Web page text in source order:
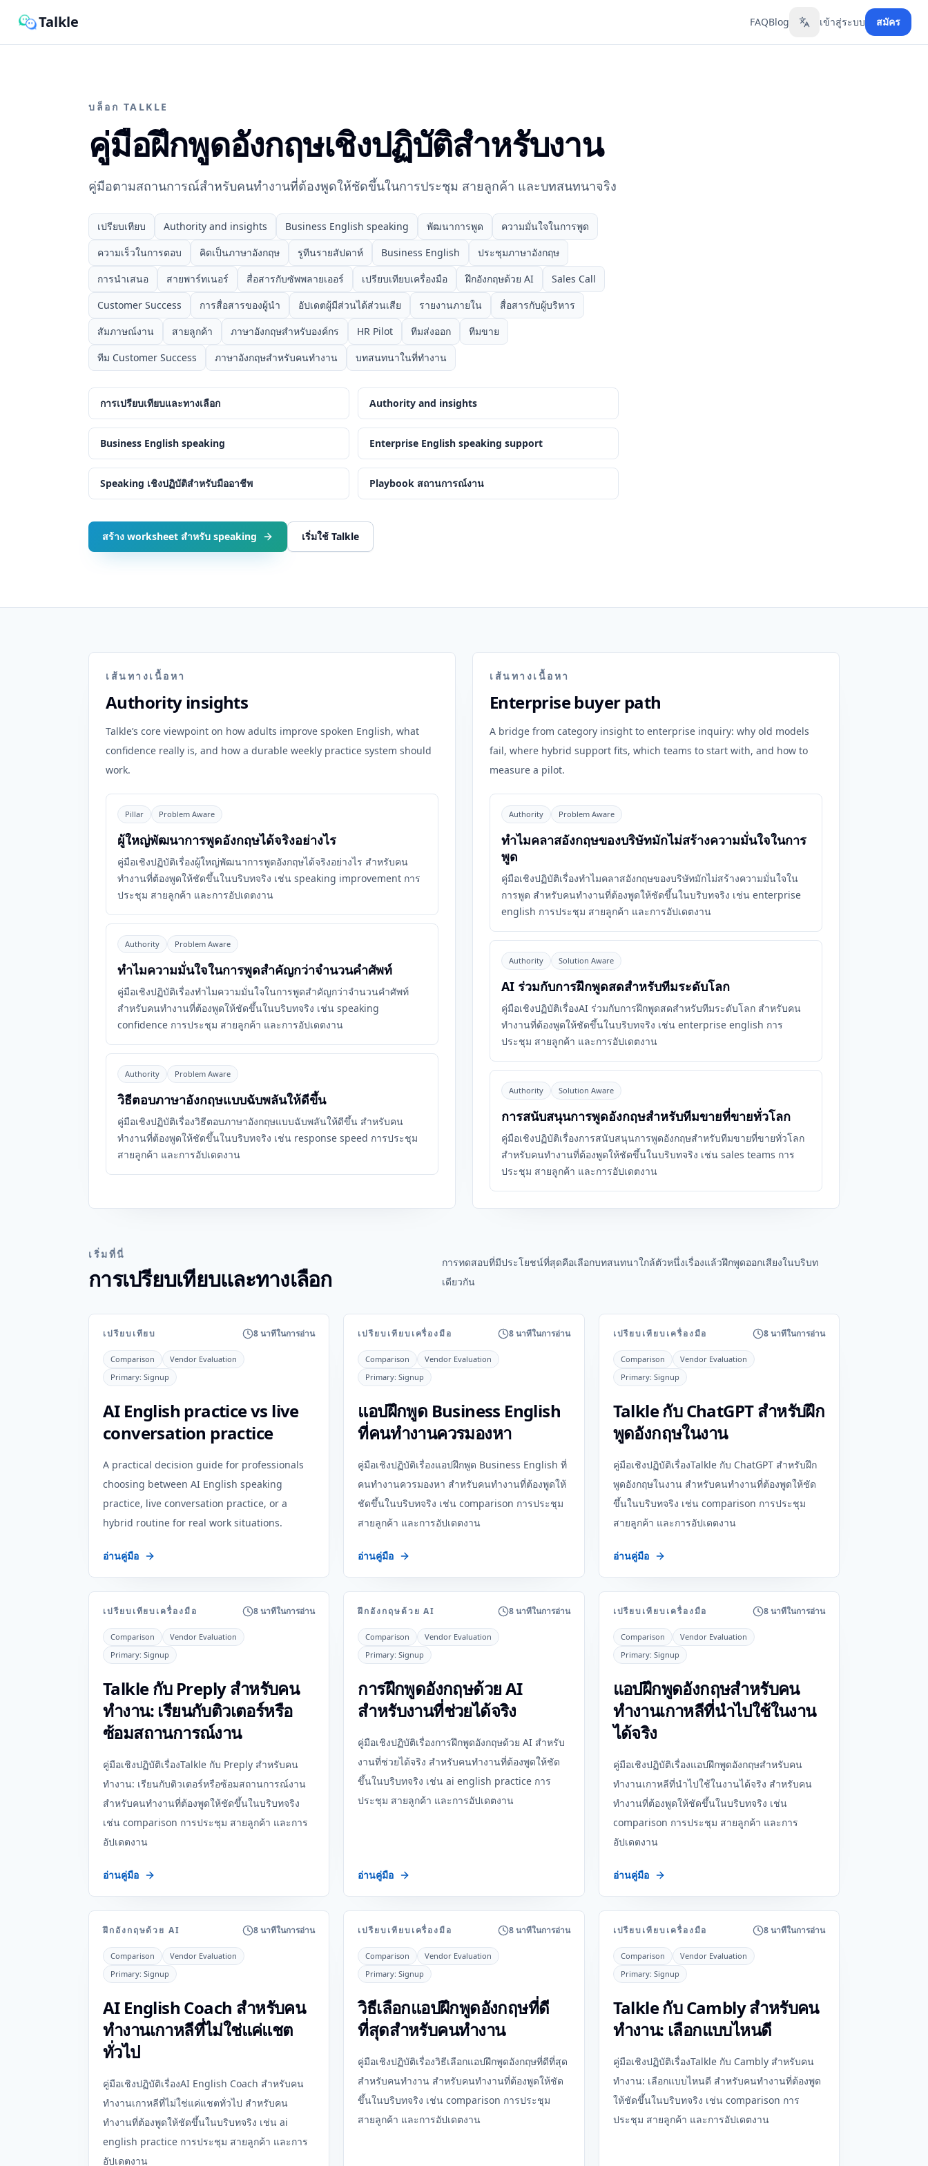
Talkle FAQBlog Toggle language
เข้าสู่ระบบ สมัคร
บล็อก TALKLE
คู่มือฝึกพูดอังกฤษเชิงปฏิบัติสำหรับงาน
คู่มือตามสถานการณ์สำหรับคนทำงานที่ต้องพูดให้ชัดขึ้นในการประชุม สายลูกค้า และบทสนทนาจริง
เปรียบเทียบ Authority and insights Business English speaking พัฒนาการพูด
ความมั่นใจในการพูด
ความเร็วในการตอบ
คิดเป็นภาษาอังกฤษ รูทีนรายสัปดาห์ Business English
ประชุมภาษาอังกฤษ
การนำเสนอ
สายพาร์ทเนอร์ สื่อสารกับซัพพลายเออร์ เปรียบเทียบเครื่องมือ ฝึกอังกฤษด้วย AI
Sales Call
Customer Success
การสื่อสารของผู้นำ อัปเดตผู้มีส่วนได้ส่วนเสีย รายงานภายใน
สื่อสารกับผู้บริหาร
สัมภาษณ์งาน
สายลูกค้า ภาษาอังกฤษสำหรับองค์กร HR Pilot ทีมส่งออก
ทีมขาย
ทีม Customer Success
ภาษาอังกฤษสำหรับคนทำงาน บทสนทนาในที่ทำงาน
การเปรียบเทียบและทางเลือก Authority and insights
Business English speaking Enterprise English speaking support
Speaking เชิงปฏิบัติสำหรับมืออาชีพ Playbook สถานการณ์งาน
สร้าง worksheet สำหรับ speaking เริ่มใช้ Talkle
เส้นทางเนื้อหา
Authority insights
Talkle’s core viewpoint on how adults improve spoken English, what
confidence really is, and how a durable weekly practice system should
work.
Pillar Problem Aware
ผู้ใหญ่พัฒนาการพูดอังกฤษได้จริงอย่างไร
คู่มือเชิงปฏิบัติเรื่องผู้ใหญ่พัฒนาการพูดอังกฤษได้จริงอย่างไร สำหรับคน
ทำงานที่ต้องพูดให้ชัดขึ้นในบริบทจริง เช่น speaking improvement การ
ประชุม สายลูกค้า และการอัปเดตงาน
Authority Problem Aware
ทำไมความมั่นใจในการพูดสำคัญกว่าจำนวนคำศัพท์
คู่มือเชิงปฏิบัติเรื่องทำไมความมั่นใจในการพูดสำคัญกว่าจำนวนคำศัพท์
สำหรับคนทำงานที่ต้องพูดให้ชัดขึ้นในบริบทจริง เช่น speaking
confidence การประชุม สายลูกค้า และการอัปเดตงาน
Authority Problem Aware
วิธีตอบภาษาอังกฤษแบบฉับพลันให้ดีขึ้น
คู่มือเชิงปฏิบัติเรื่องวิธีตอบภาษาอังกฤษแบบฉับพลันให้ดีขึ้น สำหรับคน
ทำงานที่ต้องพูดให้ชัดขึ้นในบริบทจริง เช่น response speed การประชุม
สายลูกค้า และการอัปเดตงาน
เส้นทางเนื้อหา
Enterprise buyer path
A bridge from category insight to enterprise inquiry: why old models
fail, where hybrid support fits, which teams to start with, and how to
measure a pilot.
Authority Problem Aware
ทำไมคลาสอังกฤษของบริษัทมักไม่สร้างความมั่นใจในการ
พูด
คู่มือเชิงปฏิบัติเรื่องทำไมคลาสอังกฤษของบริษัทมักไม่สร้างความมั่นใจใน
การพูด สำหรับคนทำงานที่ต้องพูดให้ชัดขึ้นในบริบทจริง เช่น enterprise
english การประชุม สายลูกค้า และการอัปเดตงาน
Authority Solution Aware
AI ร่วมกับการฝึกพูดสดสำหรับทีมระดับโลก
คู่มือเชิงปฏิบัติเรื่องAI ร่วมกับการฝึกพูดสดสำหรับทีมระดับโลก สำหรับคน
ทำงานที่ต้องพูดให้ชัดขึ้นในบริบทจริง เช่น enterprise english การ
ประชุม สายลูกค้า และการอัปเดตงาน
Authority Solution Aware
การสนับสนุนการพูดอังกฤษสำหรับทีมขายที่ขายทั่วโลก
คู่มือเชิงปฏิบัติเรื่องการสนับสนุนการพูดอังกฤษสำหรับทีมขายที่ขายทั่วโลก
สำหรับคนทำงานที่ต้องพูดให้ชัดขึ้นในบริบทจริง เช่น sales teams การ
ประชุม สายลูกค้า และการอัปเดตงาน
เริ่มที่นี่
การเปรียบเทียบและทางเลือก
การทดสอบที่มีประโยชน์ที่สุดคือเลือกบทสนทนาใกล้ตัวหนึ่งเรื่องแล้วฝึกพูดออกเสียงในบริบท
เดียวกัน
เปรียบเทียบ 8 นาทีในการอ่าน
Comparison
Vendor Evaluation
Primary: Signup
AI English practice vs live
conversation practice
A practical decision guide for professionals
choosing between AI English speaking
practice, live conversation practice, or a
hybrid routine for real work situations.
อ่านคู่มือ
เปรียบเทียบเครื่องมือ 8 นาทีในการอ่าน
Comparison
Vendor Evaluation
Primary:Signup
แอปฝึกพูด Business English
ที่คนทำงานควรมองหา
คู่มือเชิงปฏิบัติเรื่องแอปฝึกพูด Business English ที่
คนทำงานควรมองหา สำหรับคนทำงานที่ต้องพูดให้
ชัดขึ้นในบริบทจริง เช่น comparison การประชุม
สายลูกค้า และการอัปเดตงาน
อ่านคู่มือ
เปรียบเทียบเครื่องมือ 8 นาทีในการอ่าน
Comparison
Vendor Evaluation
Primary: Signup
Talkle กับ ChatGPT สำหรับฝึก
พูดอังกฤษในงาน
คู่มือเชิงปฏิบัติเรื่องTalkle กับ ChatGPT สำหรับฝึก
พูดอังกฤษในงาน สำหรับคนทำงานที่ต้องพูดให้ชัด
ขึ้นในบริบทจริง เช่น comparison การประชุม
สายลูกค้า และการอัปเดตงาน
อ่านคู่มือ
เปรียบเทียบเครื่องมือ 8 นาทีในการอ่าน
Comparison
Vendor Evaluation
Primary: Signup
Talkle กับ Preply สำหรับคน
ทำงาน: เรียนกับติวเตอร์หรือ
ซ้อมสถานการณ์งาน
คู่มือเชิงปฏิบัติเรื่องTalkle กับ Preply สำหรับคน
ทำงาน: เรียนกับติวเตอร์หรือซ้อมสถานการณ์งาน
สำหรับคนทำงานที่ต้องพูดให้ชัดขึ้นในบริบทจริง
เช่น comparison การประชุม สายลูกค้า และการ
อัปเดตงาน
อ่านคู่มือ
ฝึกอังกฤษด้วย AI 8 นาทีในการอ่าน
Comparison
Vendor Evaluation
Primary:Signup
การฝึกพูดอังกฤษด้วย AI
สำหรับงานที่ช่วยได้จริง
คู่มือเชิงปฏิบัติเรื่องการฝึกพูดอังกฤษด้วย AI สำหรับ
งานที่ช่วยได้จริง สำหรับคนทำงานที่ต้องพูดให้ชัด
ขึ้นในบริบทจริง เช่น ai english practice การ
ประชุม สายลูกค้า และการอัปเดตงาน
อ่านคู่มือ
เปรียบเทียบเครื่องมือ 8 นาทีในการอ่าน
Comparison
Vendor Evaluation
Primary: Signup
แอปฝึกพูดอังกฤษสำหรับคน
ทำงานเกาหลีที่นำไปใช้ในงาน
ได้จริง
คู่มือเชิงปฏิบัติเรื่องแอปฝึกพูดอังกฤษสำหรับคน
ทำงานเกาหลีที่นำไปใช้ในงานได้จริง สำหรับคน
ทำงานที่ต้องพูดให้ชัดขึ้นในบริบทจริง เช่น
comparison การประชุม สายลูกค้า และการ
อัปเดตงาน
อ่านคู่มือ
ฝึกอังกฤษด้วย AI 8 นาทีในการอ่าน
Comparison
Vendor Evaluation
Primary: Signup
AI English Coach สำหรับคน
ทำงานเกาหลีที่ไม่ใช่แค่แชต
ทั่วไป
คู่มือเชิงปฏิบัติเรื่องAI English Coach สำหรับคน
ทำงานเกาหลีที่ไม่ใช่แค่แชตทั่วไป สำหรับคน
ทำงานที่ต้องพูดให้ชัดขึ้นในบริบทจริง เช่น ai
english practice การประชุม สายลูกค้า และการ
อัปเดตงาน
เปรียบเทียบเครื่องมือ 8 นาทีในการอ่าน
Comparison
Vendor Evaluation
Primary:Signup
วิธีเลือกแอปฝึกพูดอังกฤษที่ดี
ที่สุดสำหรับคนทำงาน
คู่มือเชิงปฏิบัติเรื่องวิธีเลือกแอปฝึกพูดอังกฤษที่ดีที่สุด
สำหรับคนทำงาน สำหรับคนทำงานที่ต้องพูดให้ชัด
ขึ้นในบริบทจริง เช่น comparison การประชุม
สายลูกค้า และการอัปเดตงาน
เปรียบเทียบเครื่องมือ 8 นาทีในการอ่าน
Comparison
Vendor Evaluation
Primary: Signup
Talkle กับ Cambly สำหรับคน
ทำงาน: เลือกแบบไหนดี
คู่มือเชิงปฏิบัติเรื่องTalkle กับ Cambly สำหรับคน
ทำงาน: เลือกแบบไหนดี สำหรับคนทำงานที่ต้องพูด
ให้ชัดขึ้นในบริบทจริง เช่น comparison การ
ประชุม สายลูกค้า และการอัปเดตงาน